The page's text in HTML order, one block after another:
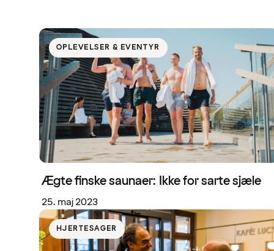
OPLEVELSER & EVENTYR
Ægte finske saunaer: Ikke for sarte sjæle
25. maj 2023
HJERTESAGER